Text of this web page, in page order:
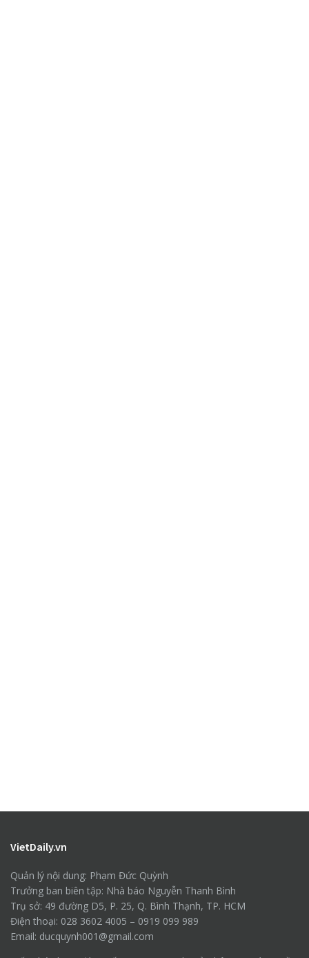
VietDaily.vn
Quản lý nội dung: Phạm Đức Quỳnh
Trưởng ban biên tập: Nhà báo Nguyễn Thanh Bình
Trụ sở: 49 đường D5, P. 25, Q. Bình Thạnh, TP. HCM
Điện thoại: 028 3602 4005 – 0919 099 989
Email: ducquynh001@gmail.com